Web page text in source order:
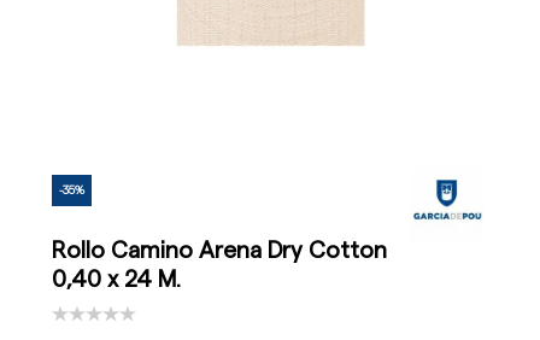
-35%
Rollo Camino Arena Dry Cotton
0,40 x 24 M.